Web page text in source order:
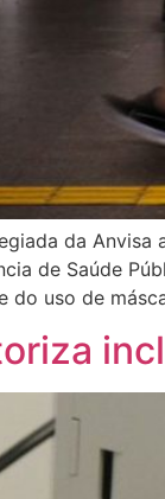
da Anvisa
de Saúde
do uso de